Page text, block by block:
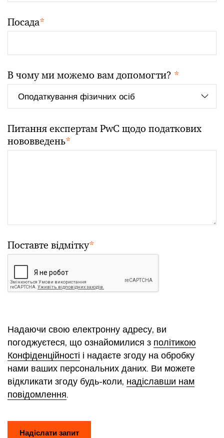
Посада*
В чому ми можемо вам допомогти? *
Питання експертам PwС щодо податкових
нововведень*
Поставте відмітку*
Надаючи свою електронну адресу, ви
погоджуєтеся, що ознайомилися з політикою
Конфіденційності і надаєте згоду на обробку
нами ваших персональних даних. Ви можете
відкликати згоду будь-коли, надіславши нам
повідомлення.
Надіслати запит